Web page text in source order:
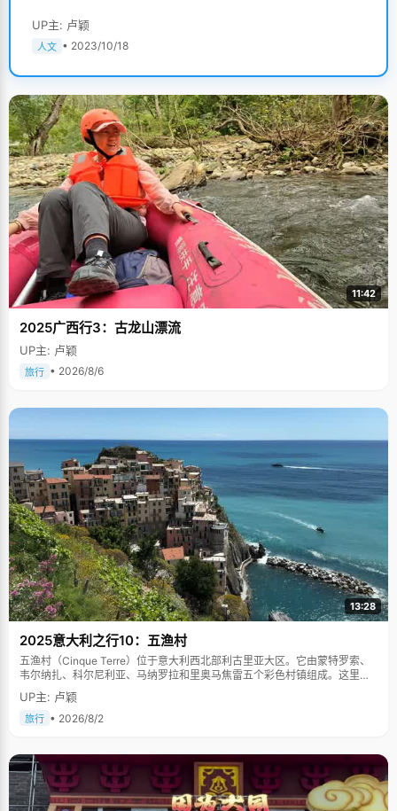
UP主: 卢颖
人文 • 2023/10/18
11:42
2025广西行3：古龙山漂流
UP主: 卢颖
旅行 • 2026/8/6
13:28
2025意大利之行10：五渔村
五渔村（Cinque Terre）位于意大利西北部利古里亚大区。它由蒙特罗索、
韦尔纳扎、科尔尼利亚、马纳罗拉和里奥马焦雷五个彩色村镇组成。这里依
山傍海，房屋色彩斑斓，1997年被列为世界文化遗产。
UP主: 卢颖
旅行 • 2026/8/2